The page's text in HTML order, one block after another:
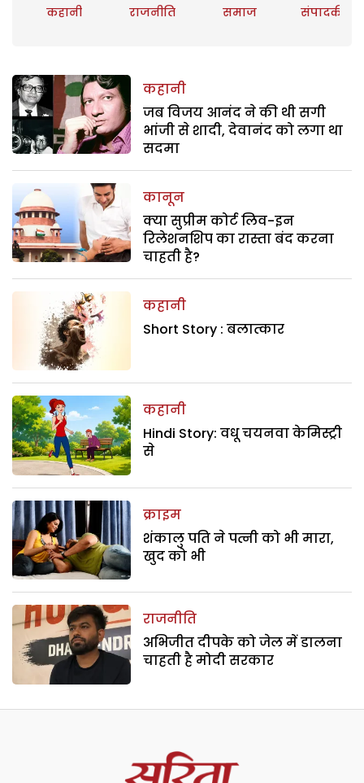
कहानी राजनीति समाज संपादकीय
कहानी
जब विजय आनंद ने की थी सगी
भांजी से शादी, देवानंद को लगा था
सदमा
कानून
क्या सुप्रीम कोर्ट लिव-इन
रिलेशनशिप का रास्ता बंद करना
चाहती है?
कहानी
Short Story : बलात्कार
कहानी
Hindi Story: वधू चयनवा केमिस्ट्री
से
क्राइम
शंकालु पति ने पत्नी को भी मारा,
खुद को भी
राजनीति
अभिजीत दीपके को जेल में डालना
चाहती है मोदी सरकार